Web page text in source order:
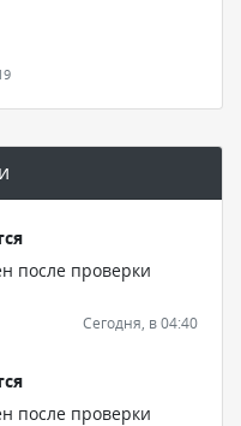
после проверки
Сегодня, в 04:40
после проверки